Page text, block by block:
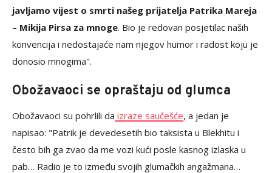
javljamo vijest o smrti našeg prijatelja Patrika Mareja
– Mikija Pirsa za mnoge. Bio je redovan posjetilac naših
konvencija i nedostajaće nam njegov humor i radost koju je
donosio mnogima".
Obožavaoci se opraštaju od glumca
Obožavaoci su pohrlili da izraze saučešće, a jedan je
napisao: "Patrik je devedesetih bio taksista u Blekhitu i
često bih ga zvao da me vozi kući posle kasnog izlaska u
pab… Radio je to između svojih glumačkih angažmana…